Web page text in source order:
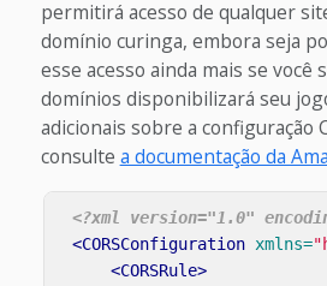
permitirá acesso de qualquer
domínio curinga, embora seja
esse acesso ainda mais se você
domínios disponibilizará seu
adicionais sobre a configuração
consulte a documentação da
<?xml version="1.0"
<CORSConfiguration xmlns=
<CORSRule>